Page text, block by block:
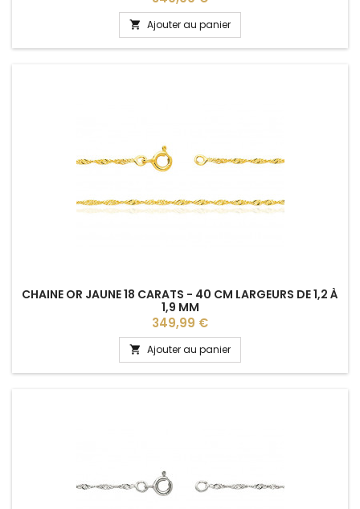
 Ajouter au panier
CHAINE OR JAUNE 18 CARATS - 40 CM LARGEURS DE 1,2 À
1,9 MM
Prix
349,99 €
 Ajouter au panier